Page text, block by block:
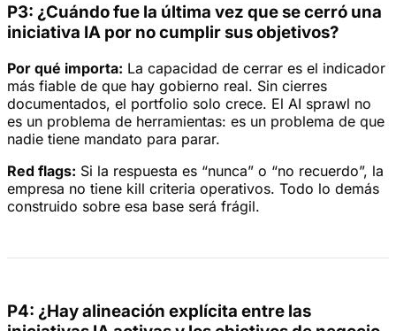
P3: ¿Cuándo fue la última vez que se cerró una
iniciativa IA por no cumplir sus objetivos?
Por qué importa: La capacidad de cerrar es el indicador
más fiable de que hay gobierno real. Sin cierres
documentados, el portfolio solo crece. El AI sprawl no
es un problema de herramientas: es un problema de que
nadie tiene mandato para parar.
Red flags: Si la respuesta es “nunca” o “no recuerdo”, la
empresa no tiene kill criteria operativos. Todo lo demás
construido sobre esa base será frágil.
P4: ¿Hay alineación explícita entre las